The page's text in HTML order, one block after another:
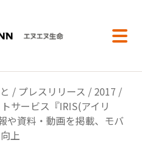
/ プレスリリース / 2017 /
サービス『IRIS(アイリ
や資料・動画を掲載、モバ
上